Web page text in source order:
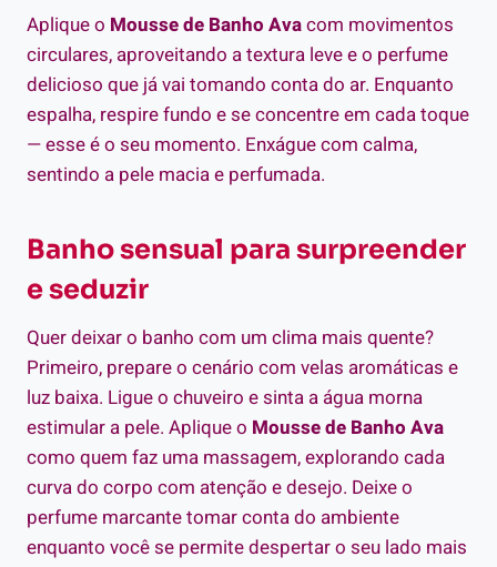
Aplique o Mousse de Banho Avacom movimentos
circulares, aproveitando a textura leve e o perfume
delicioso que já vai tomando conta do ar. Enquanto
espalha, respire fundo e se concentre em cada toque
— esse é o seu momento. Enxágue com calma,
sentindo a pele macia e perfumada.
Banho sensual para surpreender
e seduzir
Quer deixar o banho com um clima mais quente?
Primeiro, prepare o cenário com velas aromáticas e
luz baixa. Ligue o chuveiro e sinta a água morna
estimular a pele. Aplique o Mousse de Banho Ava
como quem faz uma massagem, explorando cada
curva do corpo com atenção e desejo. Deixe o
perfume marcante tomar conta do ambiente
enquanto você se permite despertar o seu lado mais